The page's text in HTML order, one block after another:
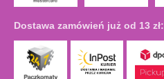
Dostawa zamówień już od 13 zł: